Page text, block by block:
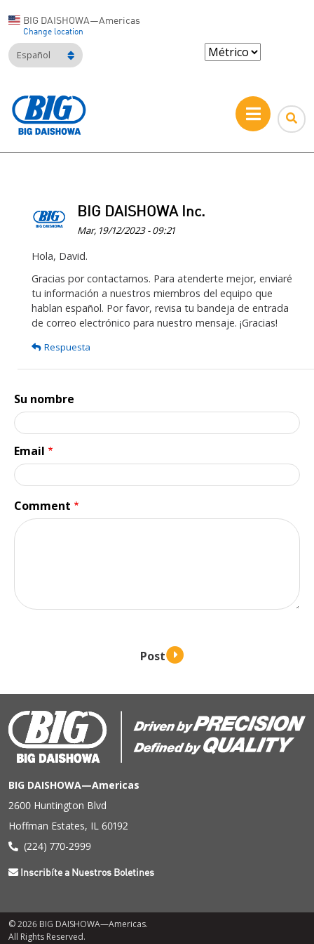
BIG DAISHOWA—Americas
Change location
Español
BIG DAISHOWA Inc.
Mar, 19/12/2023 - 09:21
En
respuesta
a
Hola
que
tal,
David
Hola, David.
Gracias por contactarnos. Para atenderte mejor, enviaré
tu información a nuestros miembros del equipo que
hablan español. Por favor, revisa tu bandeja de entrada
de correo electrónico para nuestro mensaje. ¡Gracias!
Respuesta
Su nombre
Email
Comment
BIG DAISHOWA—Americas
2600 Huntington Blvd
Hoffman Estates, IL 60192
(224) 770-2999
Inscribíte a Nuestros Boletines
© 2026 BIG DAISHOWA—Americas.
All Rights Reserved.